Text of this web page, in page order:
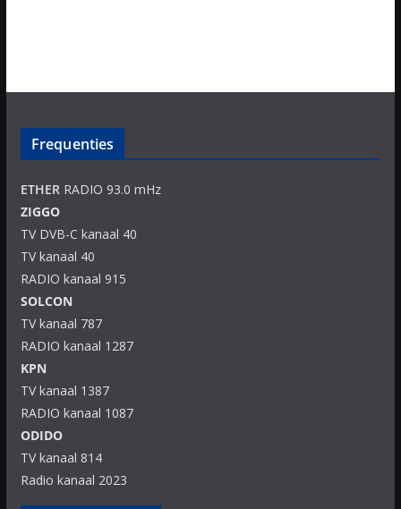
Frequenties
ETHERRADIO 93.0 mHz
ZIGGO
TV DVB-C kanaal 40
TV kanaal 40
RADIO kanaal 915
SOLCON
TV kanaal 787
RADIO kanaal 1287
KPN
TV kanaal 1387
RADIO kanaal 1087
ODIDO
TV kanaal 814
Radio kanaal 2023